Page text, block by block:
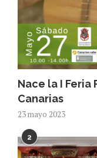
Nace la I Feria
Canarias
23 mayo 2023
2